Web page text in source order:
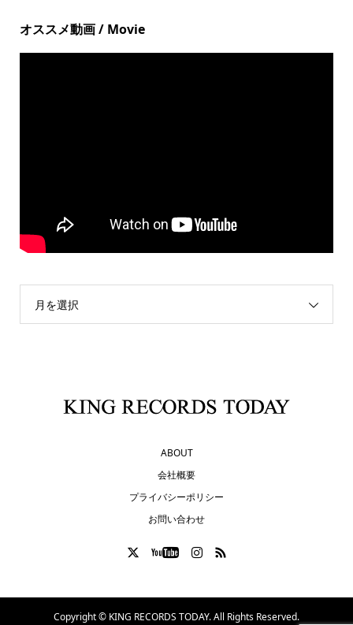
オススメ動画 / Movie
月を選択
ABOUT
会社概要
プライバシーポリシー
お問い合わせ
Copyright © KING RECORDS TODAY. All Rights Reserved.